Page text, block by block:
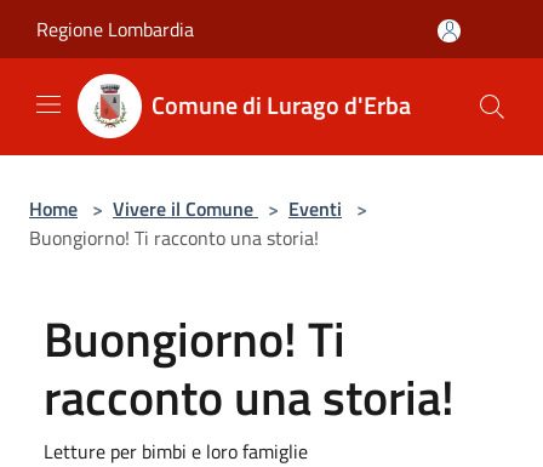
Regione Lombardia
Comune di Lurago d'Erba
Home > Vivere il Comune > Eventi >
Buongiorno! Ti racconto una storia!
Buongiorno! Ti
racconto una storia!
Letture per bimbi e loro famiglie